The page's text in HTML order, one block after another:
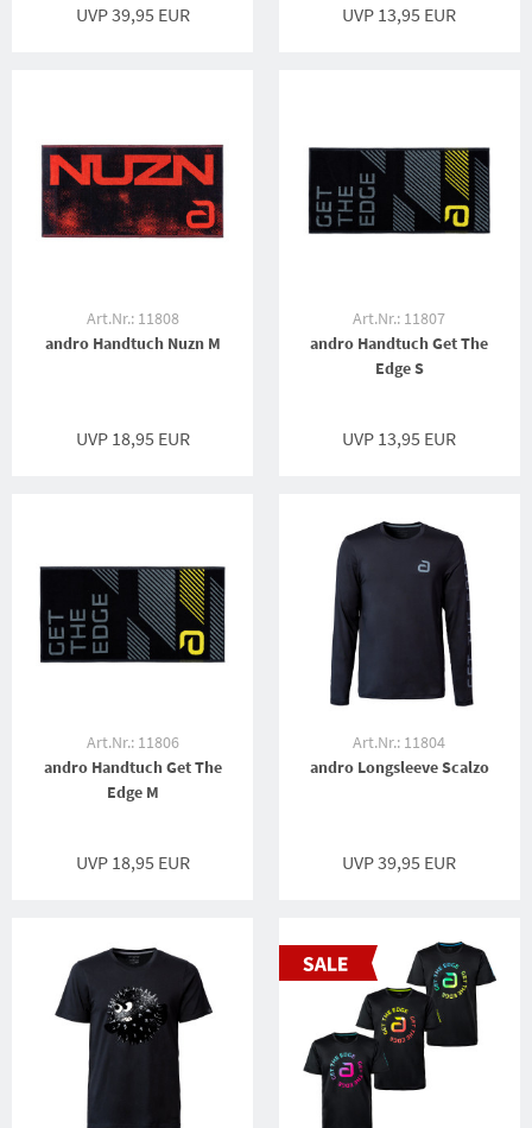
UVP 39,95 EUR UVP 13,95 EUR
Art.Nr.: 11808
andro Handtuch Nuzn M
UVP 18,95 EUR
Art.Nr.: 11807
andro Handtuch Get The
Edge S
UVP 13,95 EUR
Art.Nr.: 11806
andro Handtuch Get The
Edge M
UVP 18,95 EUR
Art.Nr.: 11804
andro Longsleeve Scalzo
UVP 39,95 EUR